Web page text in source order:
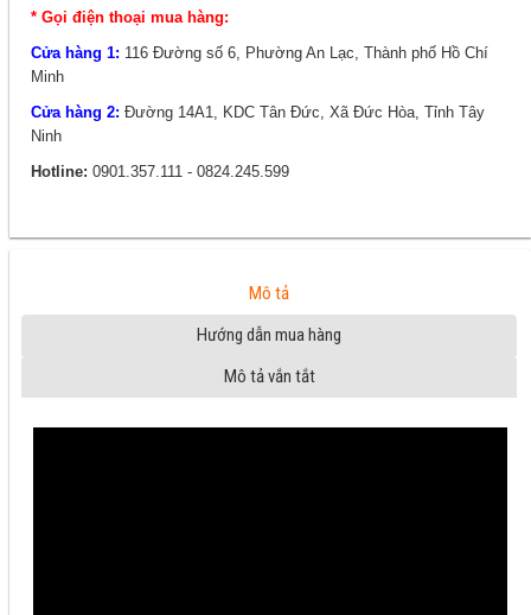
* Gọi điện thoại mua hàng:
Cửa hàng 1: 116 Đường số 6, Phường An Lạc, Thành phố Hồ Chí
Minh
Cửa hàng 2: Đường 14A1, KDC Tân Đức, Xã Đức Hòa, Tỉnh Tây
Ninh
Hotline: 0901.357.111 - 0824.245.599
Mô tả
Hướng dẫn mua hàng
Mô tả vắn tắt